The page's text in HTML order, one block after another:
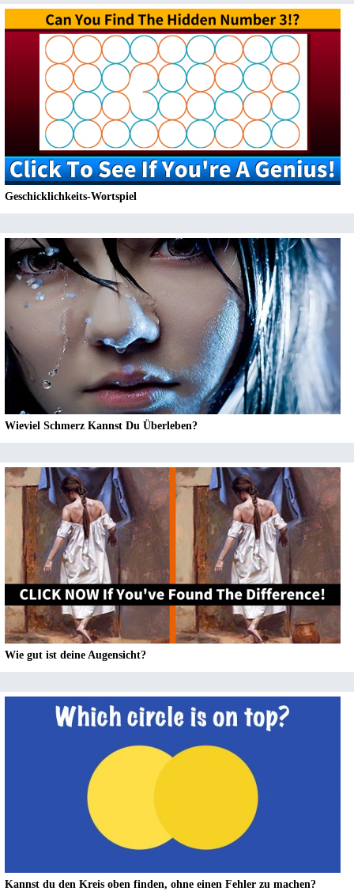
Geschicklichkeits-Wortspiel
Wieviel Schmerz Kannst Du Überleben?
Wie gut ist deine Augensicht?
Kannst du den Kreis oben finden, ohne einen Fehler zu machen?